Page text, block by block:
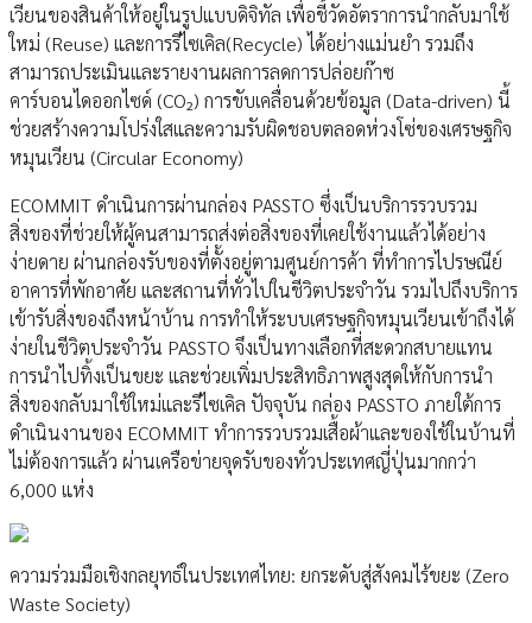
เวียนของสินค้าให้อยู่ในรูปแบบดิจิทัล เพื่อชี้วัดอัตราการนำกลับมาใช้
ใหม่ (Reuse) และการรีไซเคิล(Recycle) ได้อย่างแม่นยำ รวมถึง
สามารถประเมินและรายงานผลการลดการปล่อยก๊าซ
คาร์บอนไดออกไซด์ (CO₂) การขับเคลื่อนด้วยข้อมูล (Data-driven) นี้
ช่วยสร้างความโปร่งใสและความรับผิดชอบตลอดห่วงโซ่ของเศรษฐกิจ
หมุนเวียน (Circular Economy)
ECOMMIT ดำเนินการผ่านกล่อง PASSTO ซึ่งเป็นบริการรวบรวม
สิ่งของที่ช่วยให้ผู้คนสามารถส่งต่อสิ่งของที่เคยใช้งานแล้วได้อย่าง
ง่ายดาย ผ่านกล่องรับของที่ตั้งอยู่ตามศูนย์การค้า ที่ทำการไปรษณีย์
อาคารที่พักอาศัย และสถานที่ทั่วไปในชีวิตประจำวัน รวมไปถึงบริการ
เข้ารับสิ่งของถึงหน้าบ้าน การทำให้ระบบเศรษฐกิจหมุนเวียนเข้าถึงได้
ง่ายในชีวิตประจำวัน PASSTO จึงเป็นทางเลือกที่สะดวกสบายแทน
การนำไปทิ้งเป็นขยะ และช่วยเพิ่มประสิทธิภาพสูงสุดให้กับการนำ
สิ่งของกลับมาใช้ใหม่และรีไซเคิล ปัจจุบัน กล่อง PASSTO ภายใต้การ
ดำเนินงานของ ECOMMIT ทำการรวบรวมเสื้อผ้าและของใช้ในบ้านที่
ไม่ต้องการแล้ว ผ่านเครือข่ายจุดรับของทั่วประเทศญี่ปุ่นมากกว่า
6,000 แห่ง
ความร่วมมือเชิงกลยุทธ์ในประเทศไทย: ยกระดับสู่สังคมไร้ขยะ (Zero
Waste Society)